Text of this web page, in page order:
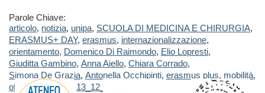
Parole Chiave:
articolo, notizia, unipa, SCUOLA DI MEDICINA E CHIRURGIA,
ERASMUS+ DAY, erasmus, internazionalizzazione,
orientamento, Domenico Di Raimondo, Elio Lopresti,
Giuditta Gambino, Anna Aiello, Chiara Corrado,
Simona De Grazia, Antonella Occhipinti, erasmus plus, mobilità,
offerta formativa
13_12_2010